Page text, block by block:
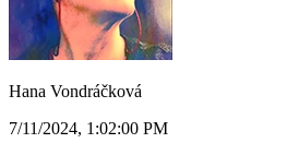
Hana Vondráčková
7/11/2024, 1:02:00 PM